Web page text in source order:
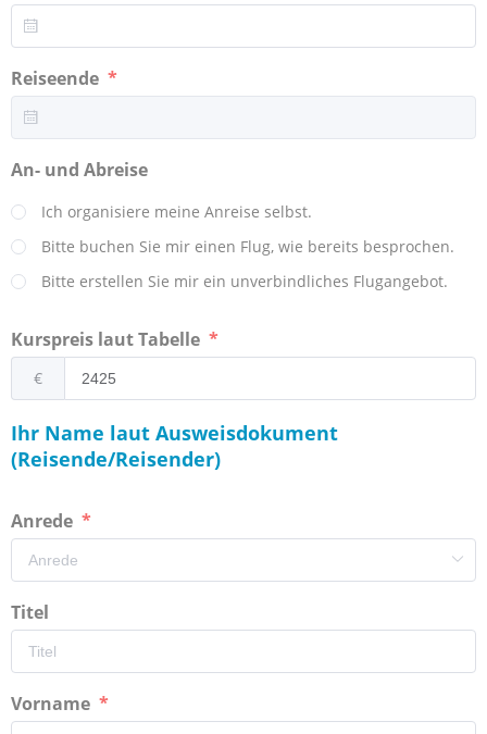
Reiseende
An- und Abreise
Ich organisiere meine Anreise selbst.
Bitte buchen Sie mir einen Flug, wie bereits besprochen.
Bitte erstellen Sie mir ein unverbindliches Flugangebot.
Kurspreis laut Tabelle
€
Ihr Name laut Ausweisdokument
(Reisende/Reisender)
Anrede
Titel
Vorname